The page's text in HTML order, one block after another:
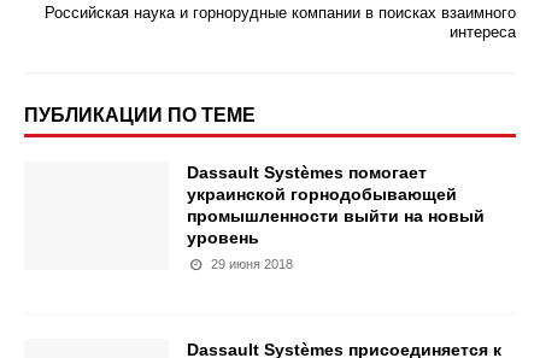
Российская наука и горнорудные компании в поисках взаимного
интереса
ПУБЛИКАЦИИ ПО ТЕМЕ
Dassault Systèmes помогает
украинской горнодобывающей
промышленности выйти на новый
уровень
29 июня 2018
Dassault Systèmes присоединяется к